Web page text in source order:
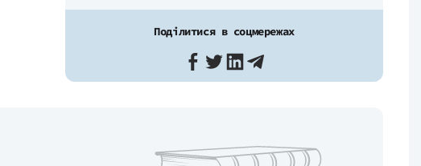
Поділитися в соцмережах